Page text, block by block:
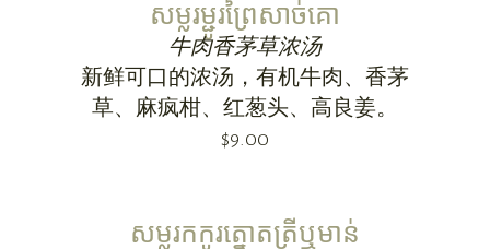
សម្លរម្ជូរព្រៃសាច់គោ
牛肉香茅草浓汤
新鲜可口的浓汤，有机牛肉、香茅
草、麻疯柑、红葱头、高良姜。
$9.00
សម្លរកកូរត្នោតត្រីឬមាន់